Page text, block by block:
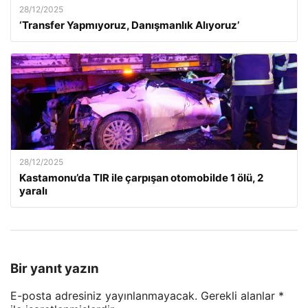
28/12/2025
‘Transfer Yapmıyoruz, Danışmanlık Alıyoruz’
28/12/2025
Kastamonu’da TIR ile çarpışan otomobilde 1 ölü, 2
yaralı
Bir yanıt yazın
E-posta adresiniz yayınlanmayacak. Gerekli alanlar *